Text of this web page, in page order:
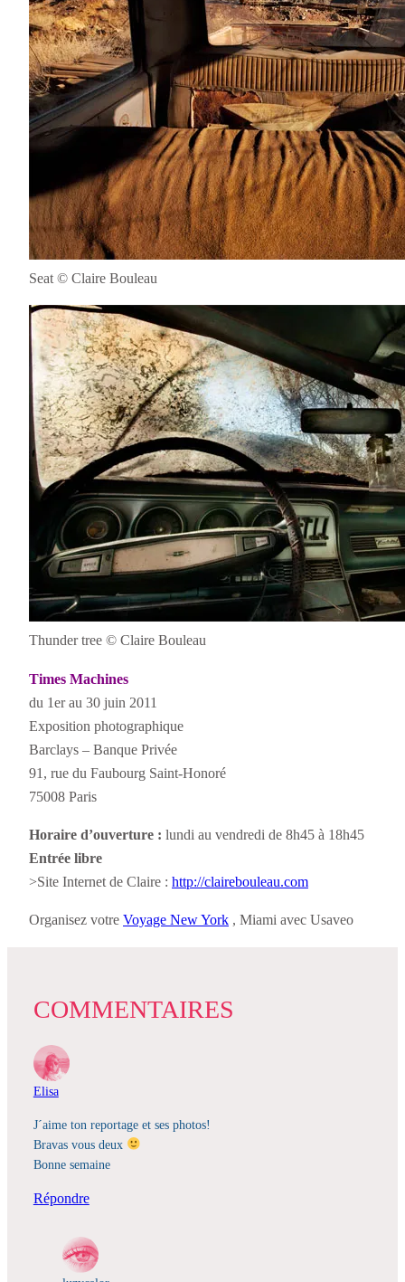
Seat © Claire Bouleau
Thunder tree © Claire Bouleau
Times Machines
du 1er au 30 juin 2011
Exposition photographique
Barclays – Banque Privée
91, rue du Faubourg Saint-Honoré
75008 Paris
Horaire d’ouverture : lundi au vendredi de 8h45 à 18h45
Entrée libre
>Site Internet de Claire : http://clairebouleau.com
Organisez votre Voyage New York , Miami avec Usaveo
COMMENTAIRES
Elisa
J´aime ton reportage et ses photos!
Bravas vous deux
Bonne semaine
Répondre